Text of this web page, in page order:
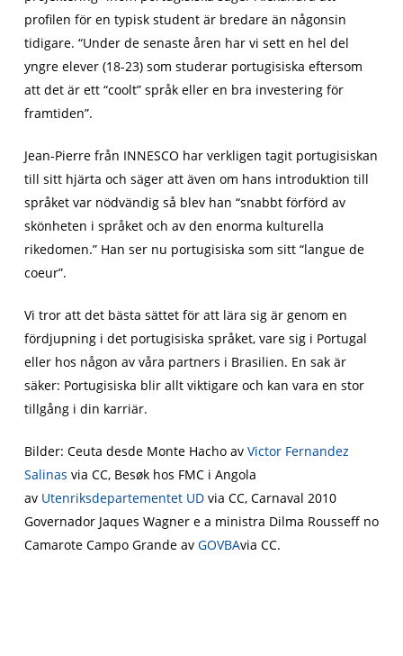
profilen för en typisk student är bredare än någonsin
tidigare. “Under de senaste åren har vi sett en hel del
yngre elever (18-23) som studerar portugisiska eftersom
att det är ett “coolt” språk eller en bra investering för
framtiden”.
Jean-Pierre från INNESCO har verkligen tagit portugisiskan
till sitt hjärta och säger att även om hans introduktion till
språket var nödvändig så blev han “snabbt förförd av
skönheten i språket och av den enorma kulturella
rikedomen.” Han ser nu portugisiska som sitt “langue de
coeur”.
Vi tror att det bästa sättet för att lära sig är genom en
fördjupning i det portugisiska språket, vare sig i Portugal
eller hos någon av våra partners i Brasilien. En sak är
säker: Portugisiska blir allt viktigare och kan vara en stor
tillgång i din karriär.
Bilder: Ceuta desde Monte Hacho av Victor Fernandez
Salinas via CC, Besøk hos FMC i Angola
av Utenriksdepartementet UDvia CC, Carnaval 2010
Governador Jaques Wagner e a ministra Dilma Rousseff no
Camarote Campo Grande av GOVBAvia CC.